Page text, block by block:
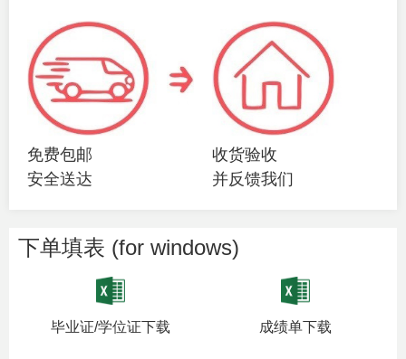
免费包邮
安全送达
收货验收
并反馈我们
下单填表 (for windows)
毕业证/学位证下载 成绩单下载